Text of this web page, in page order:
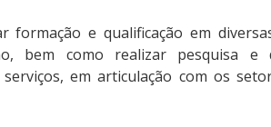
formação e qualificação em
bem como realizar pesquisa e
em articulação com os